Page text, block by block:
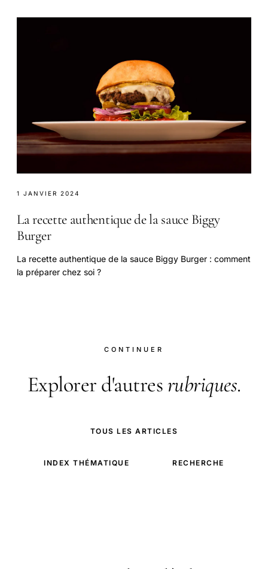
1 JANVIER 2024
La recette authentique de la sauce Biggy
Burger
La recette authentique de la sauce Biggy Burger : comment
la préparer chez soi ?
CONTINUER
Explorer d'autresrubriques.
TOUS LES ARTICLES
INDEX THÉMATIQUE RECHERCHE